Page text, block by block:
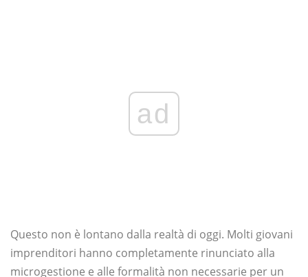
ad
Questo non è lontano dalla realtà di oggi. Molti giovani
imprenditori hanno completamente rinunciato alla
microgestione e alle formalità non necessarie per un